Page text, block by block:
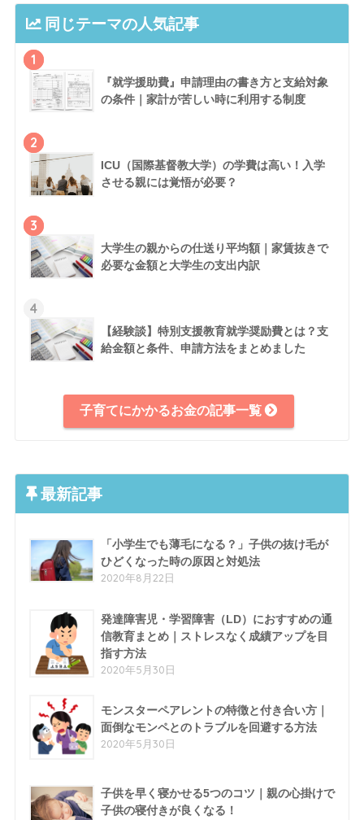
同じテーマの人気記事
1
『就学援助費』申請理由の書き方と支給対象
の条件｜家計が苦しい時に利用する制度
2
ICU（国際基督教大学）の学費は高い！入学
させる親には覚悟が必要？
3
大学生の親からの仕送り平均額｜家賃抜きで
必要な金額と大学生の支出内訳
4
【経験談】特別支援教育就学奨励費とは？支
給金額と条件、申請方法をまとめました
子育てにかかるお金の記事一覧
最新記事
「小学生でも薄毛になる？」子供の抜け毛が
ひどくなった時の原因と対処法
2020年8月22日
発達障害児・学習障害（LD）におすすめの通
信教育まとめ｜ストレスなく成績アップを目
指す方法
2020年5月30日
モンスターペアレントの特徴と付き合い方｜
面倒なモンペとのトラブルを回避する方法
2020年5月30日
子供を早く寝かせる5つのコツ｜親の心掛けで
子供の寝付きが良くなる！